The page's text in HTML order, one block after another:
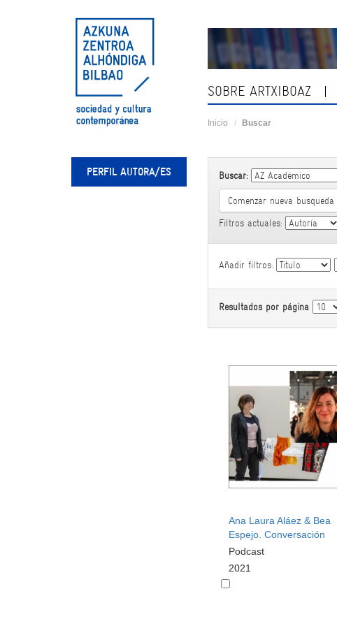
SOBRE ARTXIBOAZ
Inicio Buscar
PERFIL AUTORA/ES Buscar:
Comenzar nueva busqueda
Filtros actuales:
Añadir filtros:
Resultados por página
Ana Laura Aláez & Bea
Espejo. Conversación
Podcast
2021